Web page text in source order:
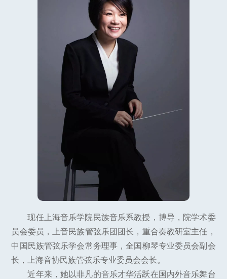
现任上海音乐学院民族音乐系教授，博导，院学术委
员会委员，上音民族管弦乐团团长，重合奏教研室主任，
中国民族管弦乐学会常务理事，全国柳琴专业委员会副会
长，上海音协民族管弦乐专业委员会会长。
近年来，她以非凡的音乐才华活跃在国内外音乐舞台